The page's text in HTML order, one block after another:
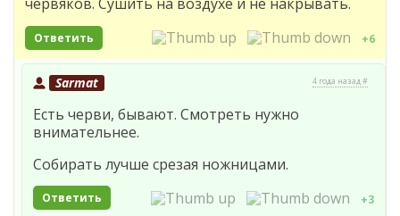
Ответить +6
Sarmat 4 года назад #
Есть черви, бывают. Смотреть нужно
внимательнее.
Собирать лучше срезая ножницами.
Ответить +3